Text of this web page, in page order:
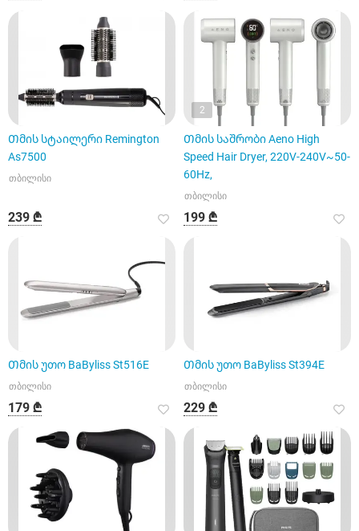
Თმის სტაილერი Remington
As7500
თბილისი
239 ₾
2
Თმის საშრობი Aeno High
Speed Hair Dryer, 220V-240V~50-
60Hz,
თბილისი
199 ₾
Თმის უთო BaByliss St516E
თბილისი
179 ₾
Თმის უთო BaByliss St394E
თბილისი
229 ₾